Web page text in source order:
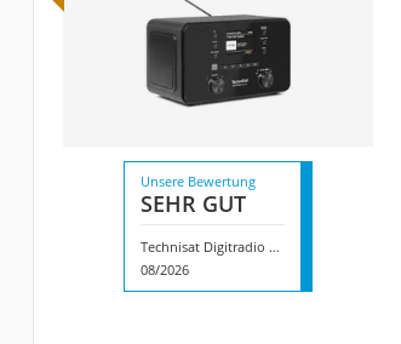
Unsere Bewertung
SEHR GUT
Technisat Digitradio 550 IR
08/2026